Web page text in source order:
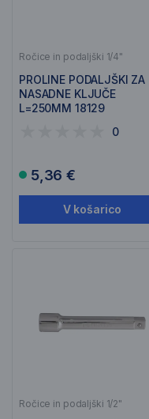
Ročice in podaljški 1/4"
PROLINE PODALJŠKI ZA
NASADNE KLJUČE
L=250MM 18129
0
5,36 €
V košarico
Ročice in podaljški 1/2"